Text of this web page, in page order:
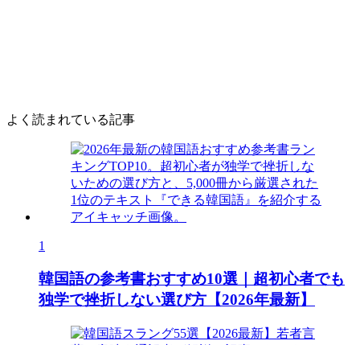
よく読まれている記事
1
韓国語の参考書おすすめ10選｜超初心者でも
独学で挫折しない選び方【2026年最新】